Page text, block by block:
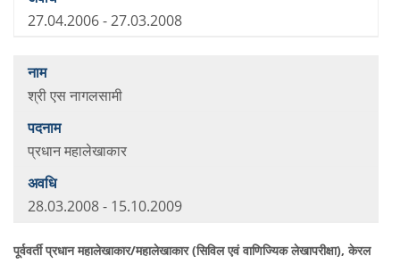
27.04.2006 - 27.03.2008
श्री एस नागलसामी
प्रधान महालेखाकार
28.03.2008 - 15.10.2009
पूर्ववर्ती प्रधान महालेखाकार/महालेखाकार (सिविल एवं वाणिज्यिक लेखापरीक्षा), केरल